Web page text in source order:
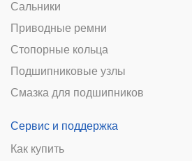
Сальники
Приводные ремни
Стопорные кольца
Подшипниковые узлы
Смазка для подшипников
Сервис и поддержка
Как купить